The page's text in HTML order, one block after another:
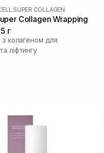
SUPER COLLAGEN
Collagen Wrapping
г
з колагеном для
ліфтингу